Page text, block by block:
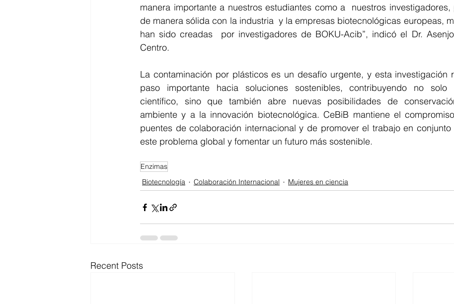
manera importante a nuestros estudiantes como a  nuestros
de manera sólida con la industria  y la empresas biotecnológicas europeas,
han sido creadas  por investigadores de BOKU-Acib”, indicó el Dr.
Centro.
La contaminación por plásticos es un desafío urgente, y esta investigación
paso importante hacia soluciones sostenibles, contribuyendo no solo
científico, sino que también abre nuevas posibilidades de
ambiente y a la innovación biotecnológica. CeBiB mantiene el
puentes de colaboración internacional y de promover el trabajo en
este problema global y fomentar un futuro más sostenible.
Enzimas
Biotecnología
Colaboración Internacional Mujeres en ciencia
Recent Posts